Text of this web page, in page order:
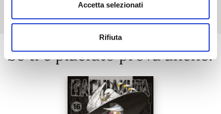
Accetta selezionati
Rifiuta
Se ti è piaciuto prova anche: